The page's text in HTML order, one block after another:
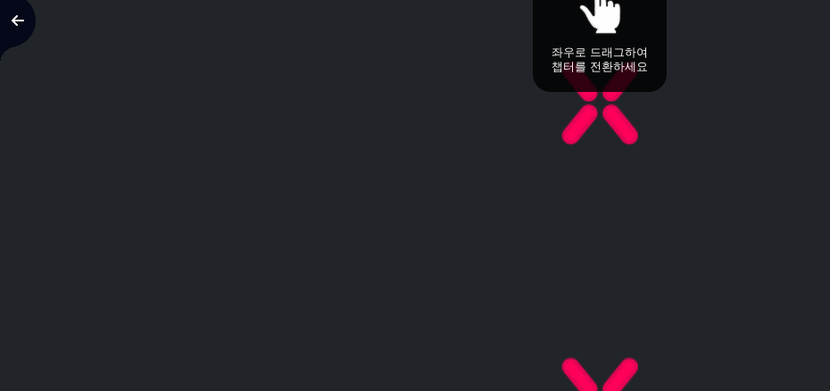
좌우로 드래그하여
챕터를 전환하세요